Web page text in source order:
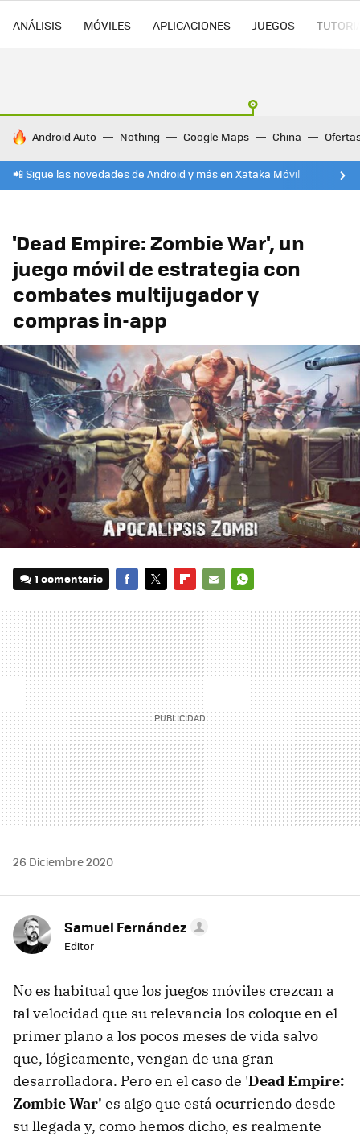
ANÁLISIS MÓVILES APLICACIONES JUEGOS
HOY SE HABLA DE
Android Auto Nothing Google Maps China
📲 Sigue las novedades de Android y más en Xataka Móvil
'Dead Empire: Zombie War', un
juego móvil de estrategia con
combates multijugador y
compras in-app
1 comentario
MAIL
26 Diciembre 2020
Samuel Fernández
Editor
No es habitual que los juegos móviles crezcan a
tal velocidad que su relevancia los coloque en el
primer plano a los pocos meses de vida salvo
que, lógicamente, vengan de una gran
desarrolladora. Pero en el caso de 'Dead Empire:
Zombie War' es algo que está ocurriendo desde
su llegada y, como hemos dicho, es realmente